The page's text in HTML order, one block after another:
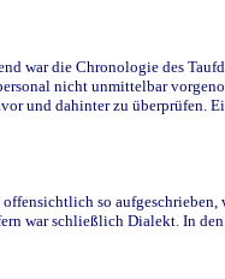
war die Chronologie des
nicht unmittelbar
und dahinter zu überprüfen.
so
war schließlich Dialekt. In